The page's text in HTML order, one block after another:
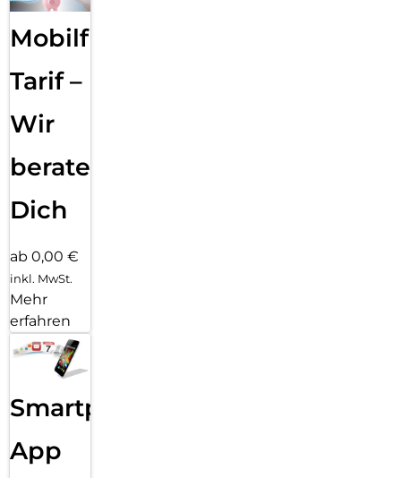
Mobilfunk
Tarif –
Wir
beraten
Dich
ab 0,00 €
inkl. MwSt.
Mehr
erfahren
Smartphone
App